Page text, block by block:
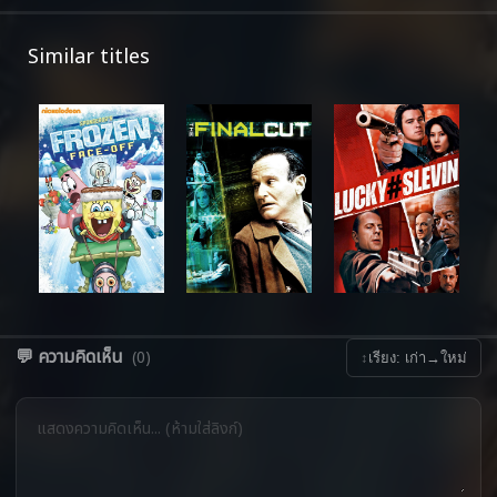
Similar titles
💬 ความคิดเห็น (0) ↕ เรียง: เก่า→ใหม่